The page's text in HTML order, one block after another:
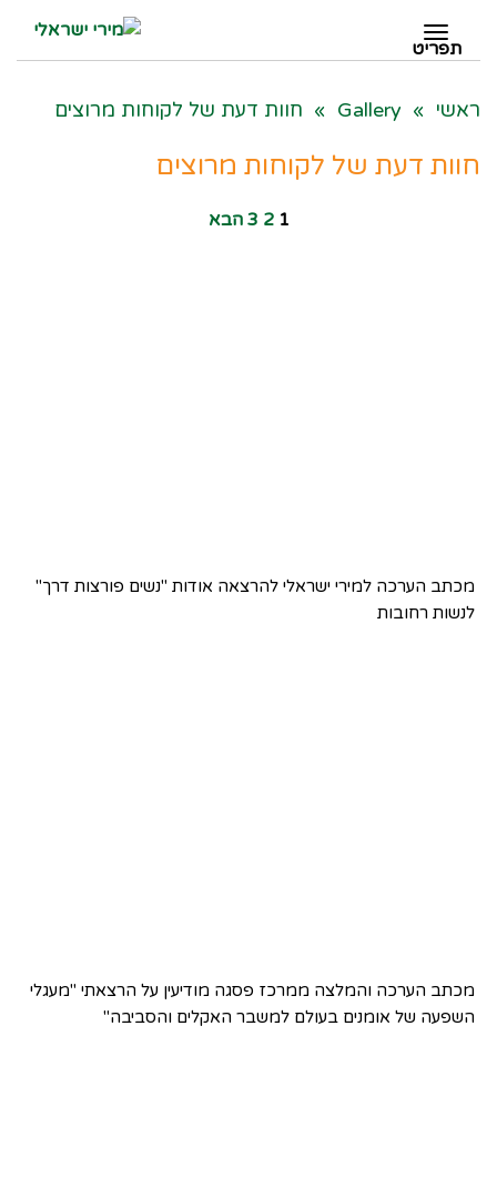
תפריט
תפריט
ראשי »
Gallery
» חוות דעת של לקוחות מרוצים
חוות דעת של לקוחות מרוצים
1
2
3 הבא
מכתב הערכה למירי ישראלי להרצאה אודות "נשים פורצות דרך"
לנשות רחובות
מכתב הערכה והמלצה ממרכז פסגה מודיעין על הרצאתי "מעגלי
השפעה של אומנים בעולם למשבר האקלים והסביבה"